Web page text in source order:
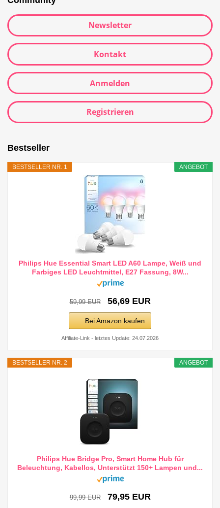
Newsletter
Kontakt
Anmelden
Registrieren
Bestseller
ANGEBOT
BESTSELLER NR. 1
Philips Hue Essential Smart LED A60 Lampe, Weiß und
Farbiges LED Leuchtmittel, E27 Fassung, 8W...
59,99 EUR 56,69 EUR
Bei Amazon kaufen
Affiliate-Link - letztes Update: 24.07.2026
ANGEBOT
BESTSELLER NR. 2
Philips Hue Bridge Pro, Smart Home Hub für
Beleuchtung, Kabellos, Unterstützt 150+ Lampen und...
99,99 EUR 79,95 EUR